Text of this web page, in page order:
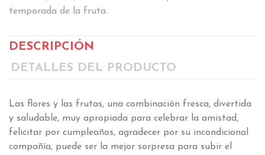
temporada de la fruta.
DESCRIPCIÓN
DETALLES DEL PRODUCTO
Las flores y las frutas, una combinación fresca, divertida
y saludable, muy apropiada para celebrar la amistad,
felicitar por cumpleaños, agradecer por su incondicional
compañía, puede ser la mejor sorpresa para subir el